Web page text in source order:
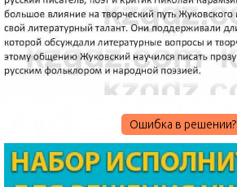
Ошибка в решении?